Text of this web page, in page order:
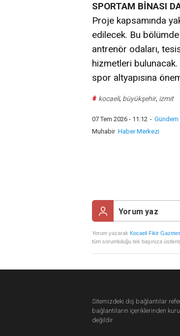
SPORTAM BİNASI
Proje kapsamında
edilecek. Bu
antrenör odaları,
hizmetleri
spor altyapısına
# kocaeli, büyükşehir, izmit
07 Tem 2026 - 11:12 - Gündem
Muhabir Haber Merkezi
Yorum yazarak Kocaeli Fikir
tüm sorumluluğu tek başınıza
Sitemizdeki dış bağlantılar
bağlantıların içeriklerinden
değildir.